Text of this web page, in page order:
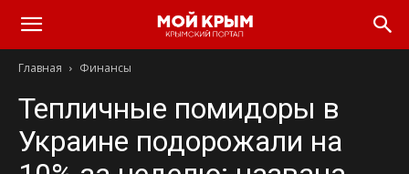
Главная Финансы
Тепличные помидоры в
Украине подорожали на